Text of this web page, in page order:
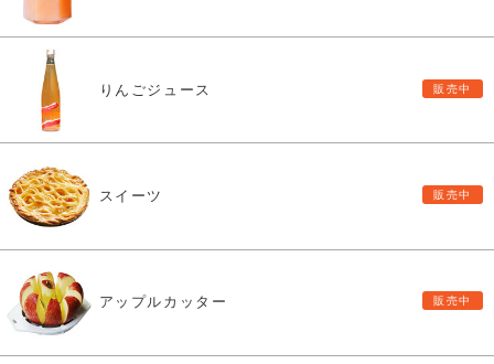
りんごジュース
スイーツ
アップルカッター